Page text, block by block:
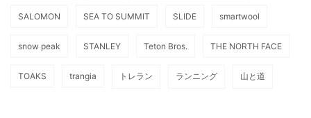
SALOMON SEA TO SUMMIT SLIDE smartwool
snow peak STANLEY Teton Bros. THE NORTH FACE
TOAKS trangia トレラン ランニング 山と道